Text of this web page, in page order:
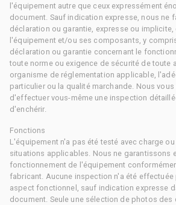
l'équipement autre que ceux expressément
document. Sauf indication expresse, nous ne
déclaration ou garantie, expresse ou implicite,
l'équipement et/ou ses composants, y
déclaration ou garantie concernant le
toute norme ou exigence de sécurité de toute
organisme de réglementation applicable,
particulier ou la qualité marchande. Nous
d'effectuer vous-même une inspection
d'enchérir.
Fonctions
L'équipement n'a pas été testé avec charge
situations applicables. Nous ne garantissons
fonctionnement de l'équipement
fabricant. Aucune inspection n'a été
aspect fonctionnel, sauf indication expresse
document. Seule une sélection de photos